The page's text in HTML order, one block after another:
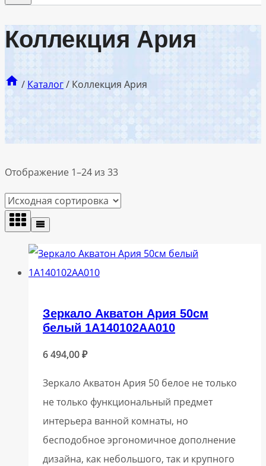
Коллекция Ария
/ Каталог/ Коллекция Ария
Отображение 1–24 из 33
Зеркало Акватон Ария 50см
белый 1A140102AA010
6 494,00₽
Зеркало Акватон Ария 50 белое не только
не только функциональный предмет
интерьера ванной комнаты, но
бесподобное эргономичное дополнение
дизайна, как небольшого, так и крупного